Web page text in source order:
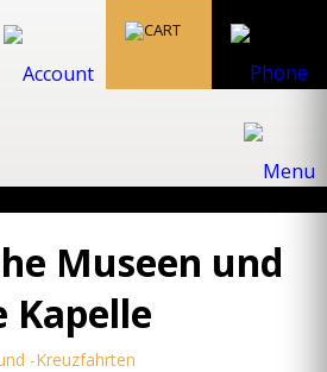
Museen und
Kapelle
-Kreuzfahrten